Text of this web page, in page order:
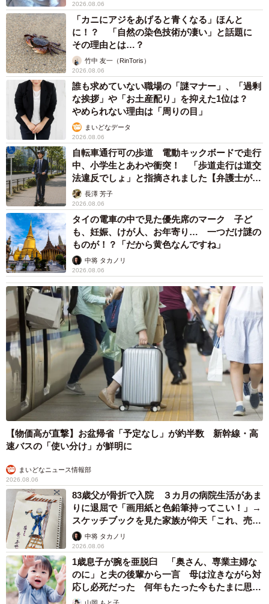
2026.08.06
「カニにアジをあげると青くなる」ほんと
に！？ 「自然の染色技術が凄い」と話題に
その理由とは…？
竹中 友一（RinToris）
2026.08.06
誰も求めていない職場の「謎マナー」、「過剰
な挨拶」や「お土産配り」を抑えた1位は？
やめられない理由は「周りの目」
まいどなデータ
2026.08.06
自転車通行可の歩道 電動キックボードで走行
中、小学生とあわや衝突！ 「歩道走行は道交
法違反でしょ」と指摘されました【弁護士が解
説】長澤 芳子
2026.08.06
タイの電車の中で見た優先席のマーク 子ど
も、妊娠、けが人、お年寄り… 一つだけ謎の
ものが！？「だから黄色なんですね」
中将 タカノリ
2026.08.06
【物価高が直撃】お盆帰省「予定なし」が約半数 新幹線・高
速バスの「使い分け」が鮮明に
まいどなニュース情報部
2026.08.06
83歳父が骨折で入院 ３カ月の病院生活があま
りに退屈で「画用紙と色鉛筆持ってこい！」→
スケッチブックを見た家族が仰天「これ、売れ
ますよ…」
中将 タカノリ
2026.08.06
1歳息子が腕を亜脱臼 「奥さん、専業主婦な
のに」と夫の後輩から一言 母は泣きながら対
応し必死だった 何年もたった今もたまに思い
出し…